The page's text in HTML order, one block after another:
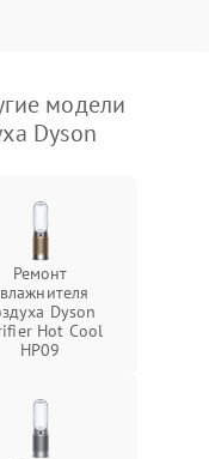
модели
Dyson
Ремонт
Dyson
Hot Cool
HP09